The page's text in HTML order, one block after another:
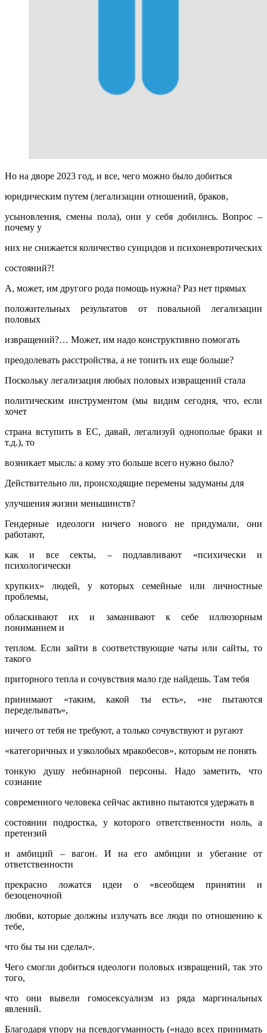
Но на дворе 2023 год, и все, чего можно было добиться
юридическим путем (легализации отношений, браков,
усыновления, смены пола), они у себя добились. Вопрос –
почему у
них не снижается количество суицидов и психоневротических
состояний?!
А, может, им другого рода помощь нужна? Раз нет прямых
положительных результатов от повальной легализации
половых
извращений?… Может, им надо конструктивно помогать
преодолевать расстройства, а не топить их еще больше?
Поскольку легализация любых половых извращений стала
политическим инструментом (мы видим сегодня, что, если
хочет
страна вступить в ЕС, давай, легализуй однополые браки и
т.д.), то
возникает мысль: а кому это больше всего нужно было?
Действительно ли, происходящие перемены задуманы для
улучшения жизни меньшинств?
Гендерные идеологи ничего нового не придумали, они
работают,
как и все секты, – подлавливают «психически и
психологически
хрупких» людей, у которых семейные или личностные
проблемы,
обласкивают их и заманивают к себе иллюзорным
пониманием и
теплом. Если зайти в соответствующие чаты или сайты, то
такого
приторного тепла и сочувствия мало где найдешь. Там тебя
принимают «таким, какой ты есть», «не пытаются
переделывать»,
ничего от тебя не требуют, а только сочувствуют и ругают
«категоричных и узколобых мракобесов», которым не понять
тонкую душу небинарной персоны. Надо заметить, что
сознание
современного человека сейчас активно пытаются удержать в
состоянии подростка, у которого ответственности ноль, а
претензий
и амбиций – вагон. И на его амбиции и убегание от
ответственности
прекрасно ложатся идеи о «всеобщем принятии и
безоценочной
любви, которые должны излучать все люди по отношению к
тебе,
что бы ты ни сделал».
Чего смогли добиться идеологи половых извращений, так это
того,
что они вывели гомосексуализм из ряда маргинальных
явлений.
Благодаря упору на псевдогуманность («надо всех принимать